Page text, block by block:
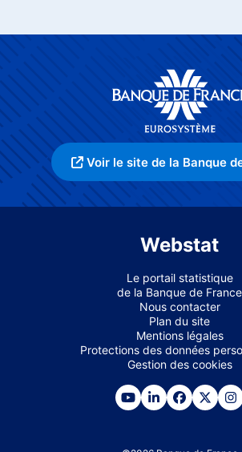
Voir le site de la Banque
Webstat
Le portail statistique
de la Banque de France
Nous contacter
Plan du site
Mentions légales
Protections des données
Gestion des cookies